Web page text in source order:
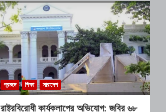
প্রচ্ছদ শিক্ষা সারাদেশ
রাষ্ট্রবিরোধী কার্যকলাপের অভিযোগ: জবির ৬৮